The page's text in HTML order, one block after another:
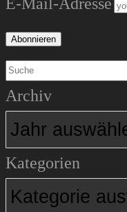
Suchen
Archiv
Kategorien